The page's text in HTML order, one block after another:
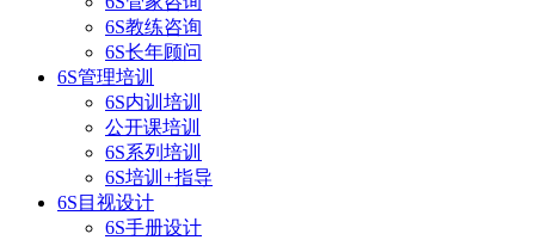
6S教练咨询
6S长年顾问
6S管理培训
6S内训培训
公开课培训
6S系列培训
6S培训+指导
6S目视设计
6S手册设计